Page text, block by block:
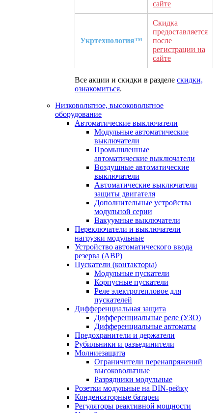
сайте
Укртехнология™
Скидка
предоставляется
после
регистрации на
сайте
Все акции и скидки в разделе скидки,
ознакомиться.
Низковольтное, высоковольтное
оборудование
Автоматические выключатели
Модульные автоматические
выключатели
Промышленные
автоматические выключатели
Воздушные автоматические
выключатели
Автоматические выключатели
защиты двигателя
Дополнительные устройства
модульной серии
Вакуумные выключатели
Переключатели и выключатели
нагрузки модульные
Устройство автоматического ввода
резерва (АВР)
Пускатели (контакторы)
Модульные пускатели
Корпусные пускатели
Реле электротепловое для
пускателей
Дифференциальная защита
Дифференциальные реле (УЗО)
Дифференциальные автоматы
Предохранители и держатели
Рубильники и разъединители
Молниезащита
Ограничители перенапряжений
высоковольтные
Разрядники модульные
Розетки модульные на DIN-рейку
Конденсаторные батареи
Регуляторы реактивной мощности